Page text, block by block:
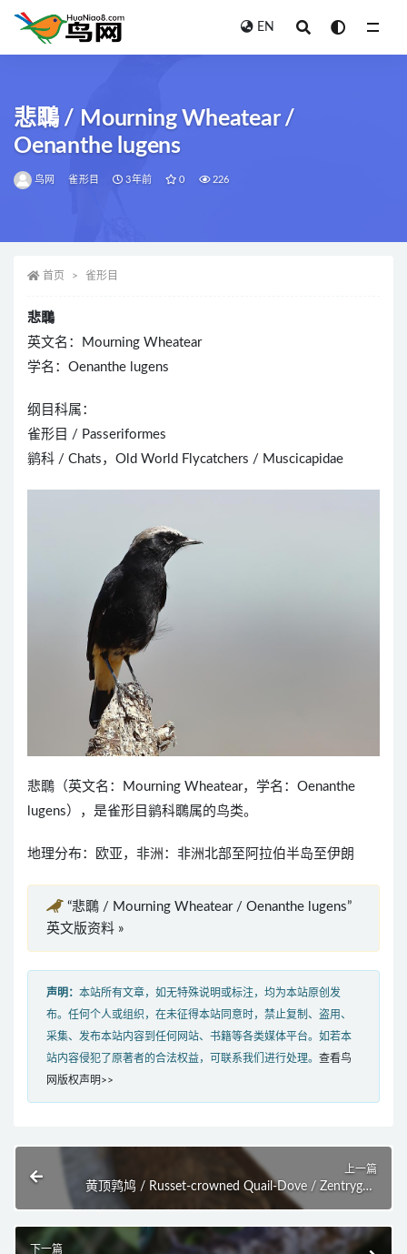
EN
悲䳭 / Mourning Wheatear /
Oenanthe lugens
鸟网 雀形目 3年前 0 226
首页 雀形目
悲䳭
英文名：Mourning Wheatear
学名：Oenanthe lugens
纲目科属：
雀形目 / Passeriformes
鹟科 / Chats，Old World Flycatchers / Muscicapidae
悲䳭（英文名：Mourning Wheatear，学名：Oenanthe
lugens），是雀形目鹟科䳭属的鸟类。
地理分布：欧亚，非洲：非洲北部至阿拉伯半岛至伊朗
“悲䳭 / Mourning Wheatear / Oenanthe lugens”
英文版资料 »
声明： 本站所有文章，如无特殊说明或标注，均为本站原创发
布。任何个人或组织，在未征得本站同意时，禁止复制、盗用、
采集、发布本站内容到任何网站、书籍等各类媒体平台。如若本
站内容侵犯了原著者的合法权益，可联系我们进行处理。 查看鸟
网版权声明>>
上一篇
黄顶鹑鸠 / Russet-crowned Quail-Dove / Zentrygon
下一篇